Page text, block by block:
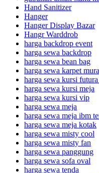
Hand Sanitizer
Hanger
Hanger Display Bazar
Hangr Warddrob
harga backdrop event
harga sewa backdrop
harga sewa bean bag
harga sewa karpet
harga sewa kursi
harga sewa kursi meja
harga sewa kursi vip
harga sewa meja
harga sewa meja ibm
harga sewa meja kotak
harga sewa misty cool
harga sewa misty fan
harga sewa panggung
harga sewa sofa oval
harga sewa tenda